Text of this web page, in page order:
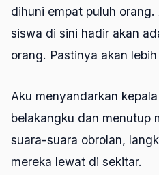
dihuni empat puluh
siswa di sini hadir akan
orang. Pastinya akan
Aku menyandarkan
belakangku dan menutup
suara-suara obrolan,
mereka lewat di sekitar.